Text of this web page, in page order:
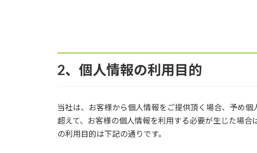
2、個人情報の利用目的
当社は、お客様から個人情報をご提供頂く場合、予め
超えて、お客様の個人情報を利用する必要が生じた場
の利用目的は下記の通りです。